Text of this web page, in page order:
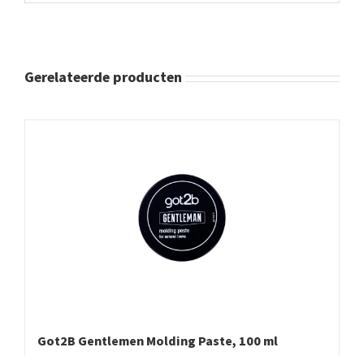
Gerelateerde producten
Got2B Gentlemen Molding Paste, 100 ml